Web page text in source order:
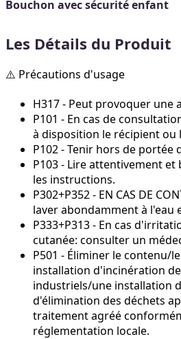
Bouchon avec sécurité enfant
Les Détails du Produit
⚠️ Précautions d'usage
H317 - Peut provoquer une
P101 - En cas de
à disposition le récipient ou
P102 - Tenir hors de portée
P103 - Lire attentivement
les instructions.
P302+P352 - EN CAS DE
laver abondamment à l'eau
P333+P313 - En cas
cutanée: consulter un
P501 - Éliminer le contenu/
installation d'incinération
industriels/une installation
d'élimination des déchets
traitement agréé
réglementation locale.